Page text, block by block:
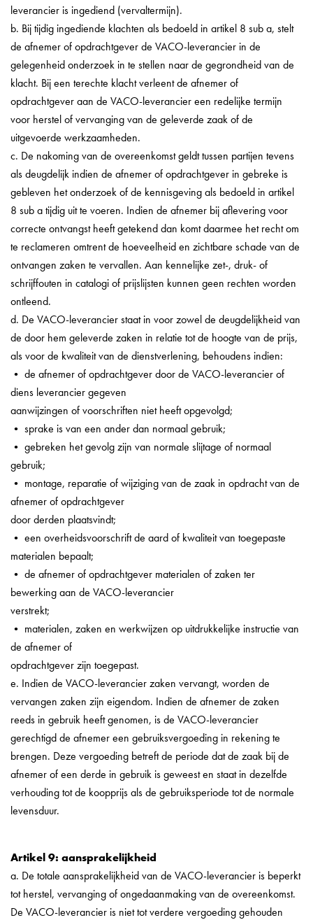
leverancier is ingediend (vervaltermijn).
b. Bij tijdig ingediende klachten als bedoeld in artikel 8 sub a, stelt
de afnemer of opdrachtgever de VACO-leverancier in de
gelegenheid onderzoek in te stellen naar de gegrondheid van de
klacht. Bij een terechte klacht verleent de afnemer of
opdrachtgever aan de VACO-leverancier een redelijke termijn
voor herstel of vervanging van de geleverde zaak of de
uitgevoerde werkzaamheden.
c. De nakoming van de overeenkomst geldt tussen partijen tevens
als deugdelijk indien de afnemer of opdrachtgever in gebreke is
gebleven het onderzoek of de kennisgeving als bedoeld in artikel
8 sub a tijdig uit te voeren. Indien de afnemer bij aflevering voor
correcte ontvangst heeft getekend dan komt daarmee het recht om
te reclameren omtrent de hoeveelheid en zichtbare schade van de
ontvangen zaken te vervallen. Aan kennelijke zet-, druk- of
schrijffouten in catalogi of prijslijsten kunnen geen rechten worden
ontleend.
d. De VACO-leverancier staat in voor zowel de deugdelijkheid van
de door hem geleverde zaken in relatie tot de hoogte van de prijs,
als voor de kwaliteit van de dienstverlening, behoudens indien:
• de afnemer of opdrachtgever door de VACO-leverancier of
diens leverancier gegeven
aanwijzingen of voorschriften niet heeft opgevolgd;
• sprake is van een ander dan normaal gebruik;
• gebreken het gevolg zijn van normale slijtage of normaal
gebruik;
• montage, reparatie of wijziging van de zaak in opdracht van de
afnemer of opdrachtgever
door derden plaatsvindt;
• een overheidsvoorschrift de aard of kwaliteit van toegepaste
materialen bepaalt;
• de afnemer of opdrachtgever materialen of zaken ter
bewerking aan de VACO-leverancier
verstrekt;
• materialen, zaken en werkwijzen op uitdrukkelijke instructie van
de afnemer of
opdrachtgever zijn toegepast.
e. Indien de VACO-leverancier zaken vervangt, worden de
vervangen zaken zijn eigendom. Indien de afnemer de zaken
reeds in gebruik heeft genomen, is de VACO-leverancier
gerechtigd de afnemer een gebruiksvergoeding in rekening te
brengen. Deze vergoeding betreft de periode dat de zaak bij de
afnemer of een derde in gebruik is geweest en staat in dezelfde
verhouding tot de koopprijs als de gebruiksperiode tot de normale
levensduur.
Artikel 9: aansprakelijkheid
a. De totale aansprakelijkheid van de VACO-leverancier is beperkt
tot herstel, vervanging of ongedaanmaking van de overeenkomst.
De VACO-leverancier is niet tot verdere vergoeding gehouden